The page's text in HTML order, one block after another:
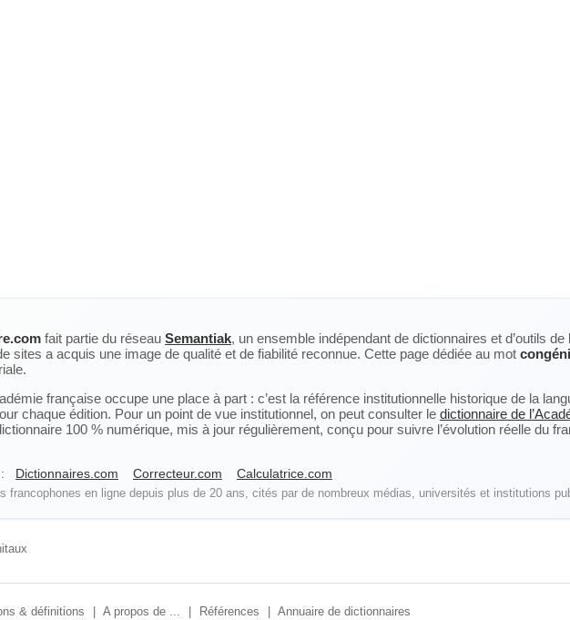
fait partie du réseau Semantiak, un ensemble indépendant de dictionnaires et d’outils
sites a acquis une image de qualité et de fiabilité reconnue. Cette page dédiée au mot
française occupe une place à part : c’est la référence institutionnelle historique de la
chaque édition. Pour un point de vue institutionnel, on peut consulter le dictionnaire de
100 % numérique, mis à jour régulièrement, conçu pour suivre l’évolution réelle du
Dictionnaires.com Correcteur.com Calculatrice.com
francophones en ligne depuis plus de 20 ans, cités par de nombreux médias, universités et institutions
& définitions A propos de ... Références Annuaire de dictionnaires